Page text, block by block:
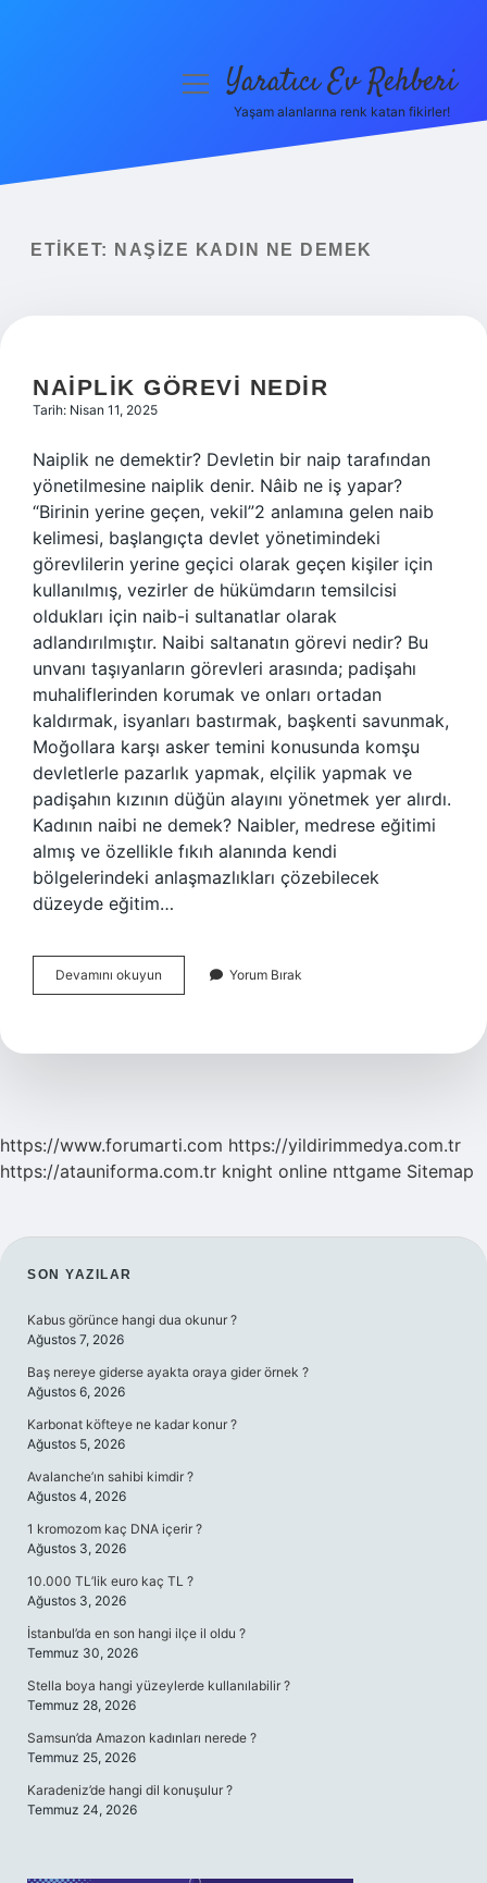
Yasal Uyarı
menüyüYaratıcı Ev Rehberi
Yaşam alanlarına renk katan fikirler!
ETIKET: NAŞIZE KADIN NE DEMEK
NAIPLIK GÖREVI NEDIR
Tarih: Nisan 11, 2025
Naiplik ne demektir? Devletin bir naip tarafından
yönetilmesine naiplik denir. Nâib ne iş yapar?
“Birinin yerine geçen, vekil”2 anlamına gelen naib
kelimesi, başlangıçta devlet yönetimindeki
görevlilerin yerine geçici olarak geçen kişiler için
kullanılmış, vezirler de hükümdarın temsilcisi
oldukları için naib-i sultanatlar olarak
adlandırılmıştır. Naibi saltanatın görevi nedir? Bu
unvanı taşıyanların görevleri arasında; padişahı
muhaliflerinden korumak ve onları ortadan
kaldırmak, isyanları bastırmak, başkenti savunmak,
Moğollara karşı asker temini konusunda komşu
devletlerle pazarlık yapmak, elçilik yapmak ve
padişahın kızının düğün alayını yönetmek yer alırdı.
Kadının naibi ne demek? Naibler, medrese eğitimi
almış ve özellikle fıkıh alanında kendi
bölgelerindeki anlaşmazlıkları çözebilecek
düzeyde eğitim…
Devamını okuyun
Görevi
Yorum Bırak
https://www.forumarti.com https://yildirimmedya.com.tr
https://atauniforma.com.tr knight online nttgame Sitemap
SIDEBAR
SON YAZILAR
Kabus görünce hangi dua okunur ?
Ağustos 7, 2026
Baş nereye giderse ayakta oraya gider örnek ?
Ağustos 6, 2026
Karbonat köfteye ne kadar konur ?
Ağustos 5, 2026
Avalanche’ın sahibi kimdir ?
Ağustos 4, 2026
1 kromozom kaç DNA içerir ?
Ağustos 3, 2026
10.000 TL’lik euro kaç TL ?
Ağustos 3, 2026
İstanbul’da en son hangi ilçe il oldu ?
Temmuz 30, 2026
Stella boya hangi yüzeylerde kullanılabilir ?
Temmuz 28, 2026
Samsun’da Amazon kadınları nerede ?
Temmuz 25, 2026
Karadeniz’de hangi dil konuşulur ?
Temmuz 24, 2026